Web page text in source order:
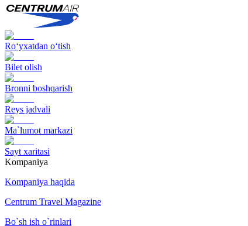
Ro‘yxatdan o‘tish
Bilet olish
Bronni boshqarish
Reys jadvali
Ma`lumot markazi
Sayt xaritasi
Kompaniya
Kompaniya haqida
Centrum Travel Magazine
Bo`sh ish o`rinlari